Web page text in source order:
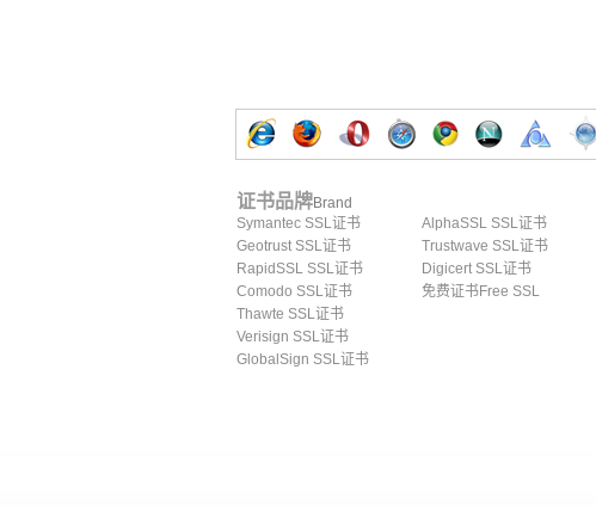
证书品牌Brand
Symantec SSL证书
Geotrust SSL证书
RapidSSL SSL证书
Comodo SSL证书
Thawte SSL证书
Verisign SSL证书
GlobalSign SSL证书
AlphaSSL SSL证书
Trustwave SSL证书
Digicert SSL证书
免费证书Free SSL